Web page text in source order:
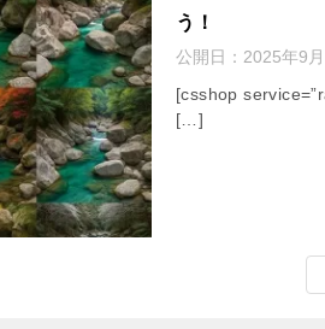
う！
公開日： 2025年9
[csshop
[…]